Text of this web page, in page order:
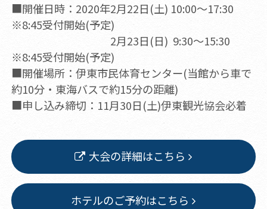
■開催日時：2020年2月22日(土) 10:00～17:30
※8:45受付開始(予定)
2月23日(日) 9:30～15:30
※8:45受付開始(予定)
■開催場所：伊東市民体育センター(当館から車で
約10分・東海バスで約15分の距離)
■申し込み締切：11月30日(土)伊東観光協会必着
大会の詳細はこちら
ホテルのご予約はこちら